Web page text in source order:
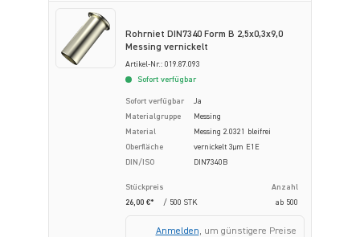
Rohrniet DIN7340 Form B 2,5x0,3x9,0
Messing vernickelt
Artikel-Nr.: 019.87.093
Sofort verfügbar
Sofort verfügbar
Ja
Materialgruppe
Messing
Material
Messing 2.0321 bleifrei
Oberfläche
vernickelt 3µm E1E
DIN/ISO
DIN7340B
Stückpreis
Anzahl
26,00 €*
/ 500 STK ab 500
Anmelden, um günstigere Preise